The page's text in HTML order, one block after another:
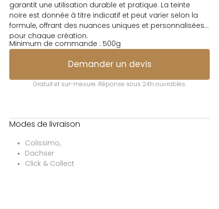
garantit une utilisation durable et pratique. La teinte
noire est donnée à titre indicatif et peut varier selon la
formule, offrant des nuances uniques et personnalisées
pour chaque création.
Fiable et facile à utiliser, ce colorant permet de créer des
intense et élégant.
Minimum de commande : 500g
Demander un devis
Gratuit et sur-mesure. Réponse sous 24h ouvrables.
Modes de livraison
Colissimo,
Dachser
Click & Collect